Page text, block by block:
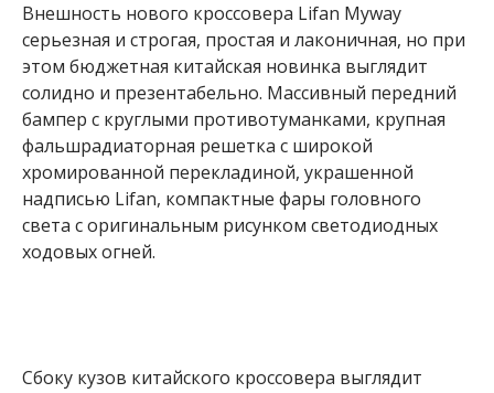
Внешность нового кроссовера Lifan Myway
серьезная и строгая, простая и лаконичная, но при
этом бюджетная китайская новинка выглядит
солидно и презентабельно. Массивный передний
бампер с круглыми противотуманками, крупная
фальшрадиаторная решетка с широкой
хромированной перекладиной, украшенной
надписью Lifan, компактные фары головного
света с оригинальным рисунком светодиодных
ходовых огней.
Сбоку кузов китайского кроссовера выглядит